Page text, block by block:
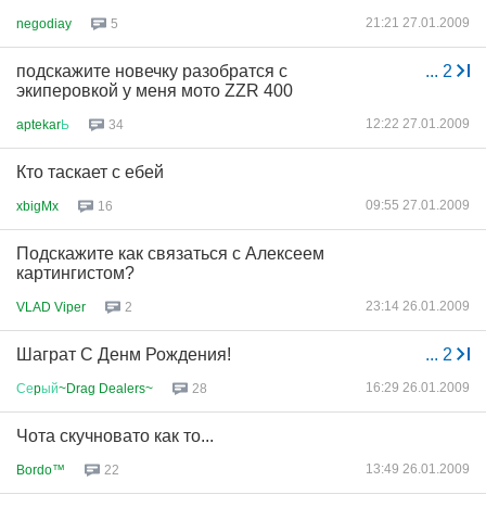
negodiay 5 21:21 27.01.2009
... 2
подскажите новечку разобратся с
экиперовкой у меня мото ZZR 400
aptekarЬ 34 12:22 27.01.2009
Кто таскает с ебей
xbigMx 16 09:55 27.01.2009
Подскажите как связаться с Алексеем
картингистом?
VLAD Viper 2 23:14 26.01.2009
... 2
Шаграт С Денм Рождения!
Сеpый~Drag Dealers~ 28 16:29 26.01.2009
Чота скучновато как то...
Bordo™ 22 13:49 26.01.2009